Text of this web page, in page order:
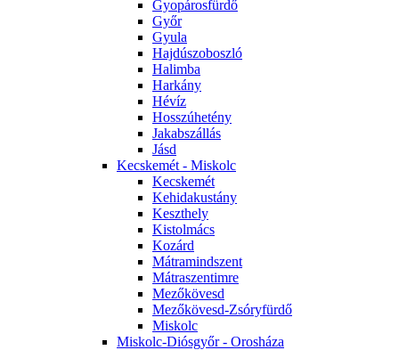
Gyopárosfürdő
Győr
Gyula
Hajdúszoboszló
Halimba
Harkány
Hévíz
Hosszúhetény
Jakabszállás
Jásd
Kecskemét - Miskolc
Kecskemét
Kehidakustány
Keszthely
Kistolmács
Kozárd
Mátramindszent
Mátraszentimre
Mezőkövesd
Mezőkövesd-Zsóryfürdő
Miskolc
Miskolc-Diósgyőr - Orosháza